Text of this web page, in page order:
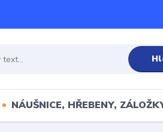
NÁUŠNICE, HŘEBENY,